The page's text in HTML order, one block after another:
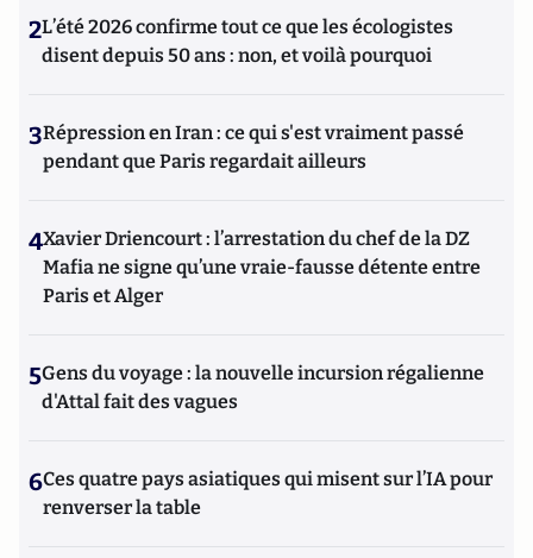
2L’été 2026 confirme tout ce que les écologistes
disent depuis 50 ans : non, et voilà pourquoi
3Répression en Iran : ce qui s'est vraiment passé
pendant que Paris regardait ailleurs
4Xavier Driencourt : l’arrestation du chef de la DZ
Mafia ne signe qu’une vraie-fausse détente entre
Paris et Alger
5Gens du voyage : la nouvelle incursion régalienne
d'Attal fait des vagues
6Ces quatre pays asiatiques qui misent sur l’IA pour
renverser la table